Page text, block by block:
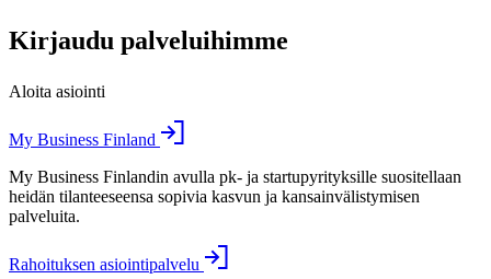
Kirjaudu palveluihimme
Aloita asiointi
My Business Finland
My Business Finlandin avulla pk- ja startupyrityksille suositellaan
heidän tilanteeseensa sopivia kasvun ja kansainvälistymisen
palveluita.
Rahoituksen asiointipalvelu